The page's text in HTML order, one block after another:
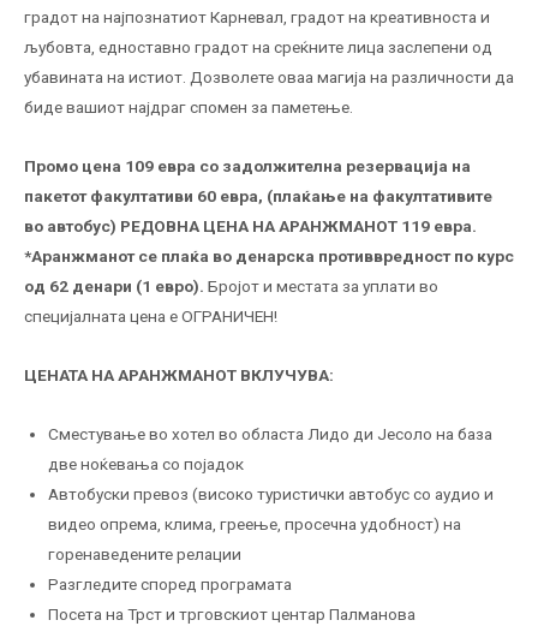
градот на најпознатиот Карневал, градот на креативноста и
љубовта, едноставно градот на среќните лица заслепени од
убавината на истиот. Дозволете оваа магија на различности да
биде вашиот најдраг спомен за паметење.
Промо цена 109 евра со задолжителна резервација на
пакетот факултативи 60 евра, (плаќање на факултативите
во автобус) РЕДОВНА ЦЕНА НА АРАНЖМАНОТ 119 евра.
*Аранжманот се плаќа во денарска противвредност по курс
од 62 денари (1 евро). Бројот и местата за уплати во
специјалната цена е ОГРАНИЧЕН!
ЦЕНАТА НА АРАНЖМАНОТ ВКЛУЧУВА:
Сместување во хотел во областа Лидо ди Јесоло на база
две ноќевања со појадок
Автобуски превоз (високо туристички автобус со аудио и
видео опрема, клима, греење, просечна удобност) на
горенаведените релации
Разгледите според програмата
Посета на Трст и трговскиот центар Палманова